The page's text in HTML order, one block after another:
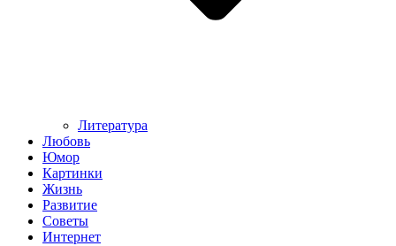
Литература
Любовь
Юмор
Картинки
Жизнь
Развитие
Советы
Интернет